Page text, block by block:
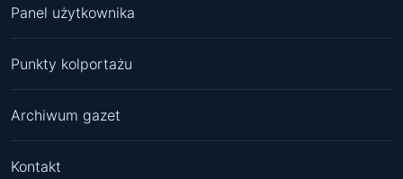
Panel użytkownika
Punkty kolportażu
Archiwum gazet
Kontakt